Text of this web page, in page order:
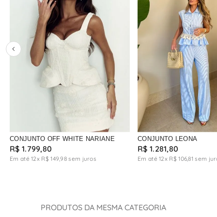
CONJUNTO OFF WHITE NARIANE
R$ 1.799,80
Em até12x R$ 149 ,98 sem juros
CONJUNTO LEONA
R$ 1.281,80
Em até12x R$ 106,81 sem
PRODUTOS DA MESMA CATEGORIA